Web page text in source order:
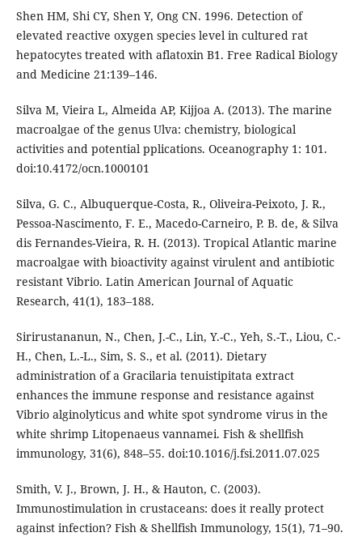
Shen HM, Shi CY, Shen Y, Ong CN. 1996. Detection of
elevated reactive oxygen species level in cultured rat
hepatocytes treated with aflatoxin B1. Free Radical Biology
and Medicine 21:139–146.
Silva M, Vieira L, Almeida AP, Kijjoa A. (2013). The marine
macroalgae of the genus Ulva: chemistry, biological
activities and potential pplications. Oceanography 1: 101.
doi:10.4172/ocn.1000101
Silva, G. C., Albuquerque-Costa, R., Oliveira-Peixoto, J. R.,
Pessoa-Nascimento, F. E., Macedo-Carneiro, P. B. de, & Silva
dis Fernandes-Vieira, R. H. (2013). Tropical Atlantic marine
macroalgae with bioactivity against virulent and antibiotic
resistant Vibrio. Latin American Journal of Aquatic
Research, 41(1), 183–188.
Sirirustananun, N., Chen, J.-C., Lin, Y.-C., Yeh, S.-T., Liou, C.-
H., Chen, L.-L., Sim, S. S., et al. (2011). Dietary
administration of a Gracilaria tenuistipitata extract
enhances the immune response and resistance against
Vibrio alginolyticus and white spot syndrome virus in the
white shrimp Litopenaeus vannamei. Fish & shellfish
immunology, 31(6), 848–55. doi:10.1016/j.fsi.2011.07.025
Smith, V. J., Brown, J. H., & Hauton, C. (2003).
Immunostimulation in crustaceans: does it really protect
against infection? Fish & Shellfish Immunology, 15(1), 71–90.